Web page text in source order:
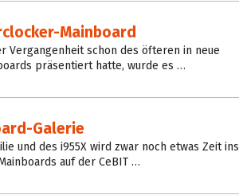
Mainboard
Vergangenheit schon des öfteren in neue
präsentiert hatte, wurde es …
Galerie
und des i955X wird zwar noch etwas Zeit ins
auf der CeBIT …